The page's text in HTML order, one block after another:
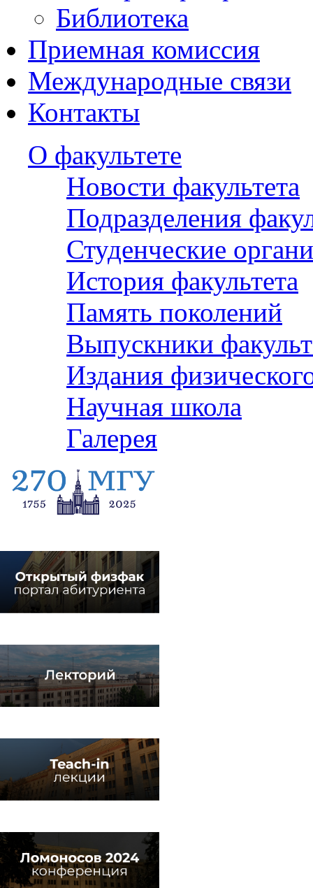
Библиотека
Приемная комиссия
Международные связи
Контакты
О факультете
Новости факультета
Подразделения
Студенческие
История факультета
Память поколений
Выпускники
Издания
Научная школа
Галерея